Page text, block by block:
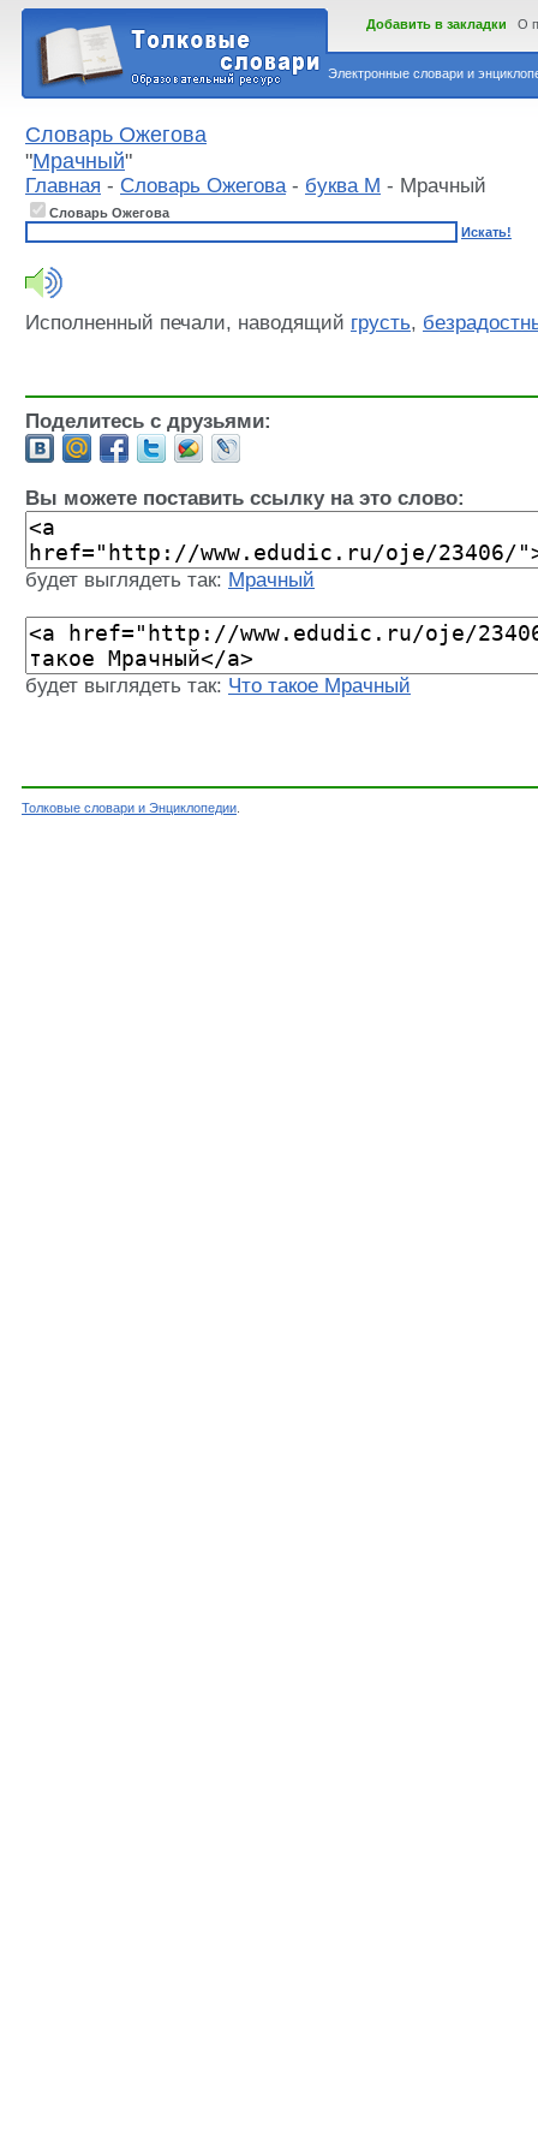
Электронные словари и
Добавить в закладки О
Словарь Ожегова
"Мрачный"
Главная - Словарь Ожегова- буква М - Мрачный
Словарь Ожегова
Искать!
Исполненный печали, наводящий грусть,
Поделитесь с друзьями:
Вы можете поставить ссылку на это слово:
будет выглядеть так: Мрачный
будет выглядеть так: Что такое Мрачный
Толковые словари и Энциклопедии